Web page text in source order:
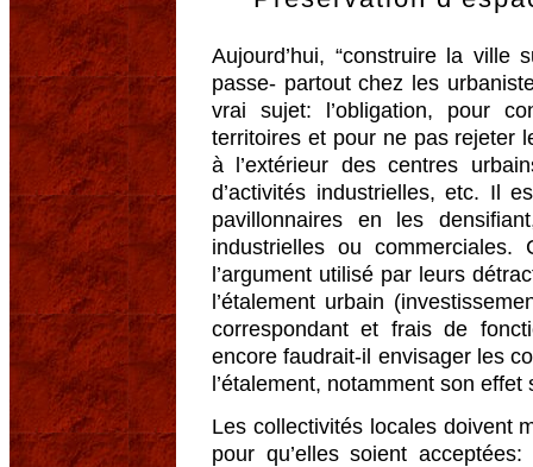
Aujourd’hui, “construire la ville
passe- partout chez les
vrai sujet: l’obligation, pour
territoires et pour ne pas rejeter
à l’extérieur des centres
d’activités industrielles, etc. Il
pavillonnaires en les
industrielles ou commerciales.
l’argument utilisé par leurs
l’étalement urbain
correspondant et frais de
encore faudrait-il envisager les
l’étalement, notamment son
Les collectivités locales doivent
pour qu’elles soient